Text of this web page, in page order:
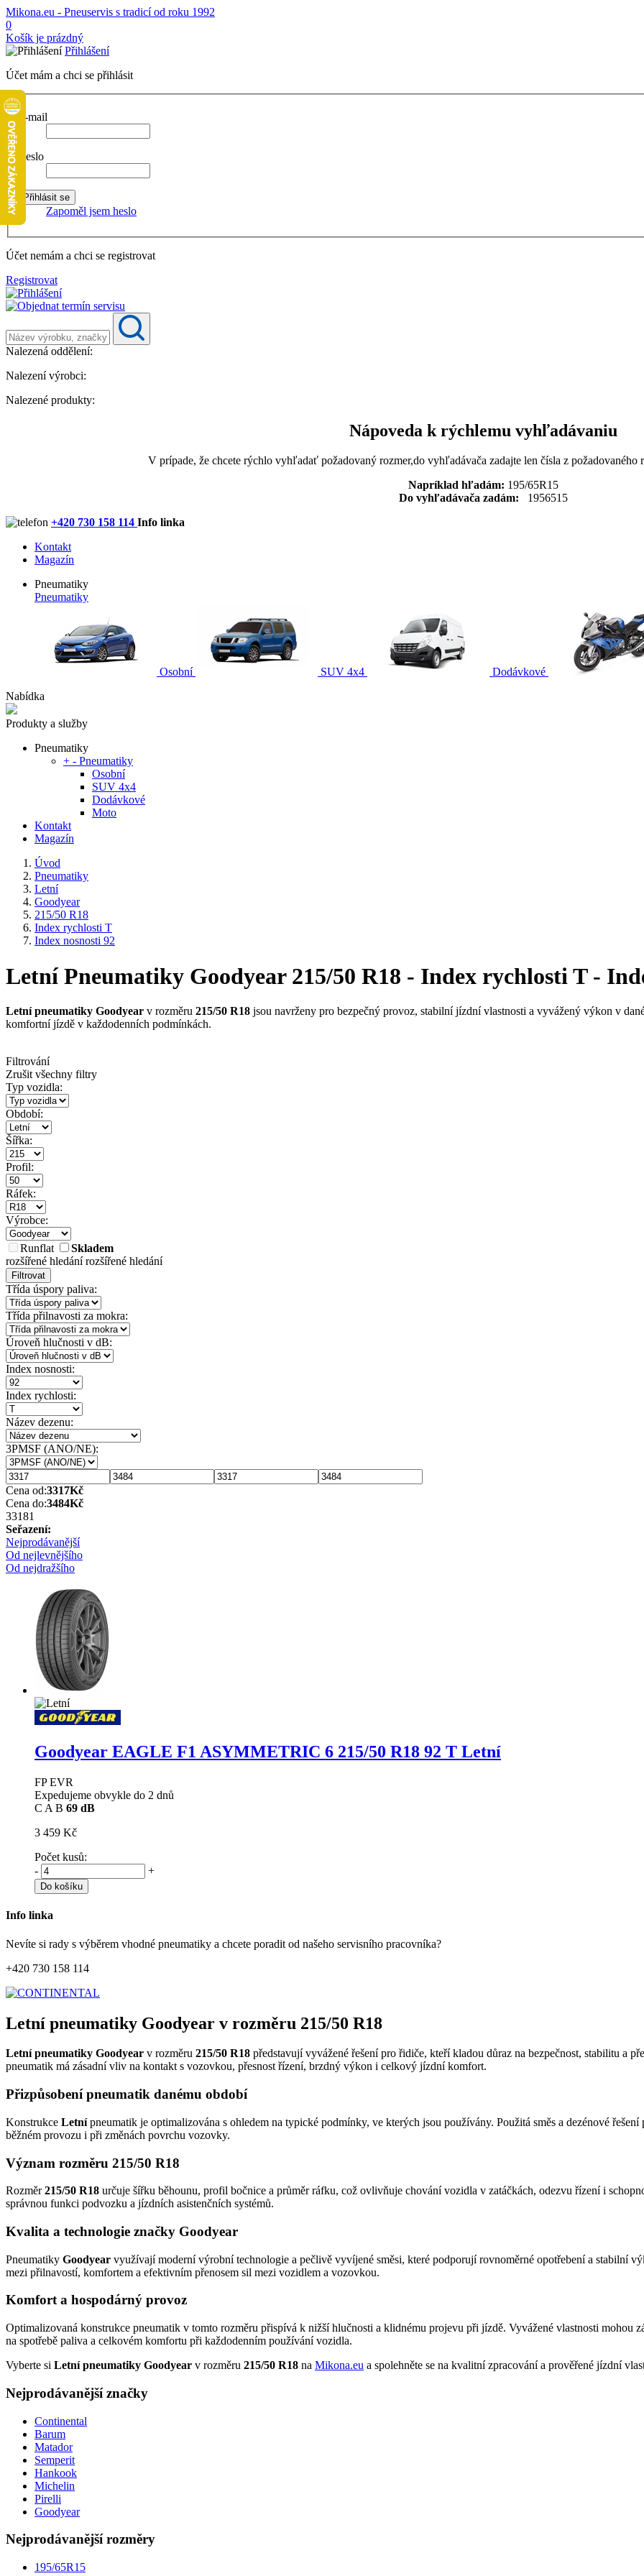
Mikona.eu - Pneuservis s tradicí od roku 1992
0
Košík je prázdný
Přihlášení
Účet mám a chci se přihlásit
E-mail
Heslo
Zapoměl jsem heslo
Účet nemám a chci se registrovat
Registrovat
Nalezená oddělení:
Nalezení výrobci:
Nalezené produkty:
Nápoveda k rýchlemu vyhľadávaniu
V prípade, že chcete rýchlo vyhľadať požadovaný rozmer,do vyhľadávača zadajte len čísla z
Napríklad hľadám: 195/65R15
Do vyhľadávača zadám: 1956515
+420 730 158 114 Info linka
Kontakt
Magazín
Pneumatiky
Pneumatiky
Osobní SUV 4x4
Dodávkové
Nabídka
Produkty a služby
Pneumatiky
+ - Pneumatiky
Osobní
SUV 4x4
Dodávkové
Moto
Kontakt
Magazín
Úvod
Pneumatiky
Letní
Goodyear
215/50 R18
Index rychlosti T
Index nosnosti 92
Letní Pneumatiky Goodyear 215/50 R18 - Index rychlosti T -
Letní pneumatiky Goodyear v rozměru 215/50 R18 jsou navrženy pro bezpečný provoz, stabilní jízdní vlastnosti a vyvážený výkon v
komfortní jízdě v každodenních podmínkách.
Filtrování
Zrušit všechny filtry
Typ vozidla:
Období:
Šířka:
Profil:
Ráfek:
Výrobce:
Runflat
Skladem
rozšířené hledánírozšířené hledání
Filtrovat
Třída úspory paliva:
Třída přilnavosti za mokra:
Úroveň hlučnosti v dB:
Index nosnosti:
Index rychlosti:
Název dezenu:
3PMSF (ANO/NE):
Cena od:3317Kč
Cena do:3484Kč
33181
Seřazení:
Nejprodávanější
Od nejlevnějšího
Od nejdražšího
Goodyear EAGLE F1 ASYMMETRIC 6 215/50 R18 92 T Letní
FP EVR
Expedujeme obvykle do 2 dnů
C A B 69 dB
3 459 Kč
Počet kusů:
-
+
Do košíku
Info linka
Nevíte si rady s výběrem vhodné pneumatiky a chcete poradit od našeho servisního pracovníka?
+420 730 158 114
Letní pneumatiky Goodyear v rozměru 215/50 R18
Letní pneumatiky Goodyear v rozměru 215/50 R18 představují vyvážené řešení pro řidiče, kteří kladou důraz na bezpečnost, stabilitu a
pneumatik má zásadní vliv na kontakt s vozovkou, přesnost řízení, brzdný výkon i celkový jízdní komfort.
Přizpůsobení pneumatik danému období
Konstrukce Letnípneumatik je optimalizována s ohledem na typické podmínky, ve kterých jsou používány. Použitá směs a dezénové
běžném provozu i při změnách povrchu vozovky.
Význam rozměru 215/50 R18
Rozměr215/50 R18 určuje šířku běhounu, profil bočnice a průměr ráfku, což ovlivňuje chování vozidla v zatáčkách, odezvu řízení i
správnou funkci podvozku a jízdních asistenčních systémů.
Kvalita a technologie značky Goodyear
Pneumatiky Goodyear využívají moderní výrobní technologie a pečlivě vyvíjené směsi, které podporují rovnoměrné opotřebení a stabilní
mezi přilnavostí, komfortem a efektivním přenosem sil mezi vozidlem a vozovkou.
Komfort a hospodárný provoz
Optimalizovaná konstrukce pneumatik v tomto rozměru přispívá k nižší hlučnosti a klidnému projevu při jízdě. Vyvážené vlastnosti mohou
na spotřebě paliva a celkovém komfortu při každodenním používání vozidla.
Vyberte si Letní pneumatiky Goodyear v rozměru 215/50 R18 na Mikona.eu a spolehněte se na kvalitní zpracování a prověřené jízdní
Nejprodávanější značky
Continental
Barum
Matador
Semperit
Hankook
Michelin
Pirelli
Goodyear
Nejprodávanější rozměry
195/65R15